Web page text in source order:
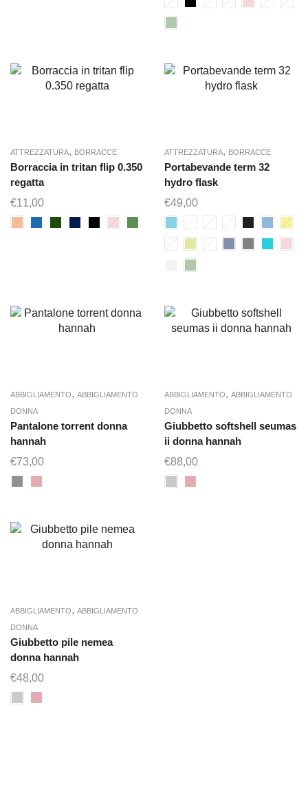
ATTREZZATURA, BORRACCE
Borraccia in tritan flip 0.350
regatta
€11,00
ATTREZZATURA, BORRACCE
Portabevande term 32
hydro flask
€49,00
ABBIGLIAMENTO, ABBIGLIAMENTO
DONNA
Pantalone torrent donna
hannah
€73,00
ABBIGLIAMENTO, ABBIGLIAMENTO
DONNA
Giubbetto softshell seumas
ii donna hannah
€88,00
ABBIGLIAMENTO, ABBIGLIAMENTO
DONNA
Giubbetto pile nemea
donna hannah
€48,00